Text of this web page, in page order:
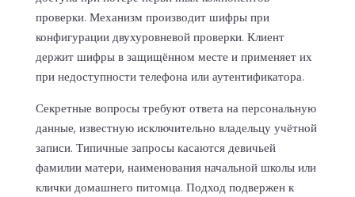
проверки. Механизм производит шифры при
конфигурации двухуровневой проверки. Клиент
держит шифры в защищённом месте и применяет их
при недоступности телефона или аутентификатора.
Секретные вопросы требуют ответа на персональную
данные, известную исключительно владельцу учётной
записи. Типичные запросы касаются девичьей
фамилии матери, наименования начальной школы или
клички домашнего питомца. Подход подвержен к